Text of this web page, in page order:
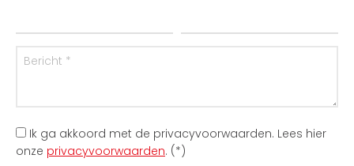
Ik ga akkoord met de privacyvoorwaarden. Lees hier
onze privacyvoorwaarden. (*)